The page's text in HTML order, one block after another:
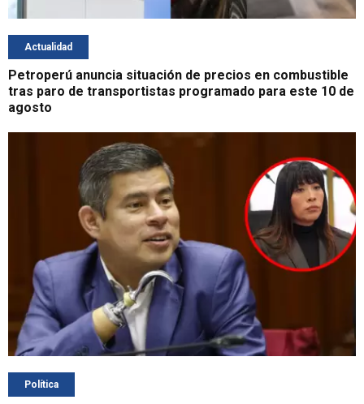
Actualidad
Petroperú anuncia situación de precios en combustible
tras paro de transportistas programado para este 10 de
agosto
Política